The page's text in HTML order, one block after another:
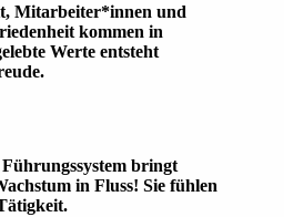
Mitarbeiter*innen und
kommen in
Werte entsteht
bringt
in Fluss! Sie fühlen